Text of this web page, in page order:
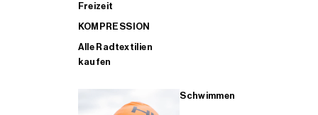
Freizeit
KOMPRESSION
Alle Radtextilien
kaufen
Schwimmen